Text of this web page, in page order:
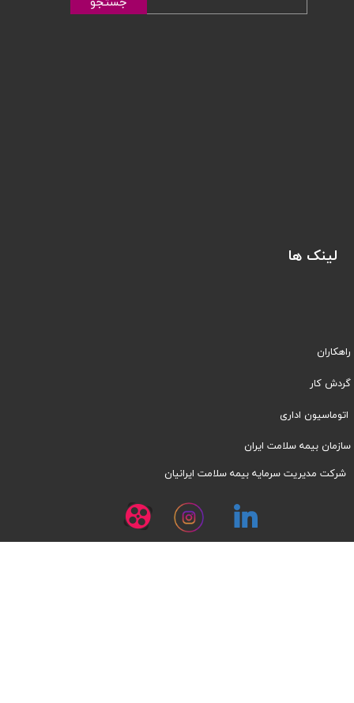
لینک ها
راهکاران
​​گردش کار
اتوماسیون اداری
سازمان بیمه سلامت ایران
شرکت مدیریت سرمایه بیمه سلامت ایرانیان